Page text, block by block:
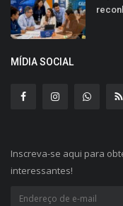
MÍDIA SOCIAL
Inscreva-se aqui para
interessantes!